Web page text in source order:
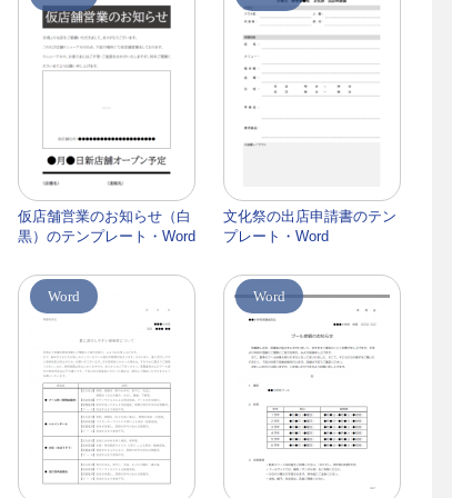
仮店舗営業のお知らせ（白
黒）のテンプレート・Word
文化祭の出店申請書のテン
プレート・Word
Word Word